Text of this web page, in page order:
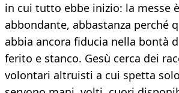
in cui tutto ebbe inizio: la messe
abbondante, abbastanza perché
abbia ancora fiducia nella bontà
ferito e stanco. Gesù cerca dei
volontari altruisti a cui spetta